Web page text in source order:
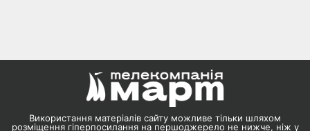
Використання матеріалів сайту можливе тільки шляхом
розміщення гіперпосилання на першоджерело не нижче, ніж у